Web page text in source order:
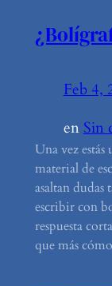
Feb 4,
en Sin
Una vez
material de
asaltan dudas
escribir con
respuesta
que más